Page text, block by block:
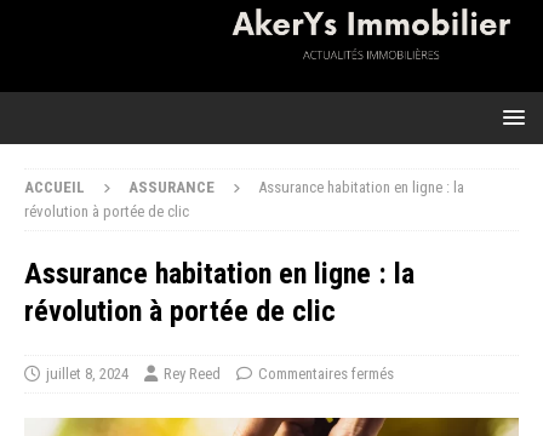
ACCUEIL ASSURANCE
Assurance habitation en ligne : la
révolution à portée de clic
Assurance habitation en ligne : la
révolution à portée de clic
juillet 8, 2024 Rey Reed Commentaires fermés